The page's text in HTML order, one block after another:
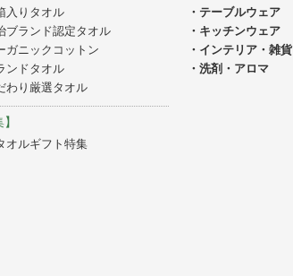
入りタオル
ブランド認定タオル
ガニックコットン
ンドタオル
わり厳選タオル
オルギフト特集
・テーブルウェア
・キッチンウェア
・インテリア・雑貨
・洗剤・アロマ